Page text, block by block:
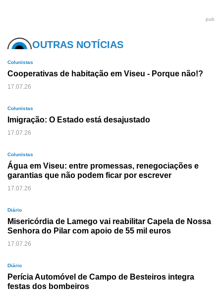
pub
OUTRAS NOTÍCIAS
Colunistas
Cooperativas de habitação em Viseu - Porque não!?
17.07.26
Colunistas
Imigração: O Estado está desajustado
17.07.26
Colunistas
Água em Viseu: entre promessas, renegociações e
garantias que não podem ficar por escrever
17.07.26
Diário
Misericórdia de Lamego vai reabilitar Capela de Nossa
Senhora do Pilar com apoio de 55 mil euros
17.07.26
Diário
Perícia Automóvel de Campo de Besteiros integra
festas dos bombeiros